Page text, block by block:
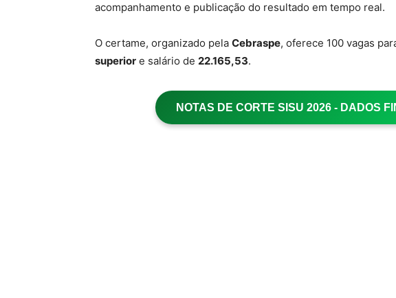
acompanhamento e publicação do resultado em tempo real.
O certame, organizado pela Cebraspe, oferece 100 vagas
superior e salário de 22.165,53.
NOTAS DE CORTE SISU 2026 - DADOS